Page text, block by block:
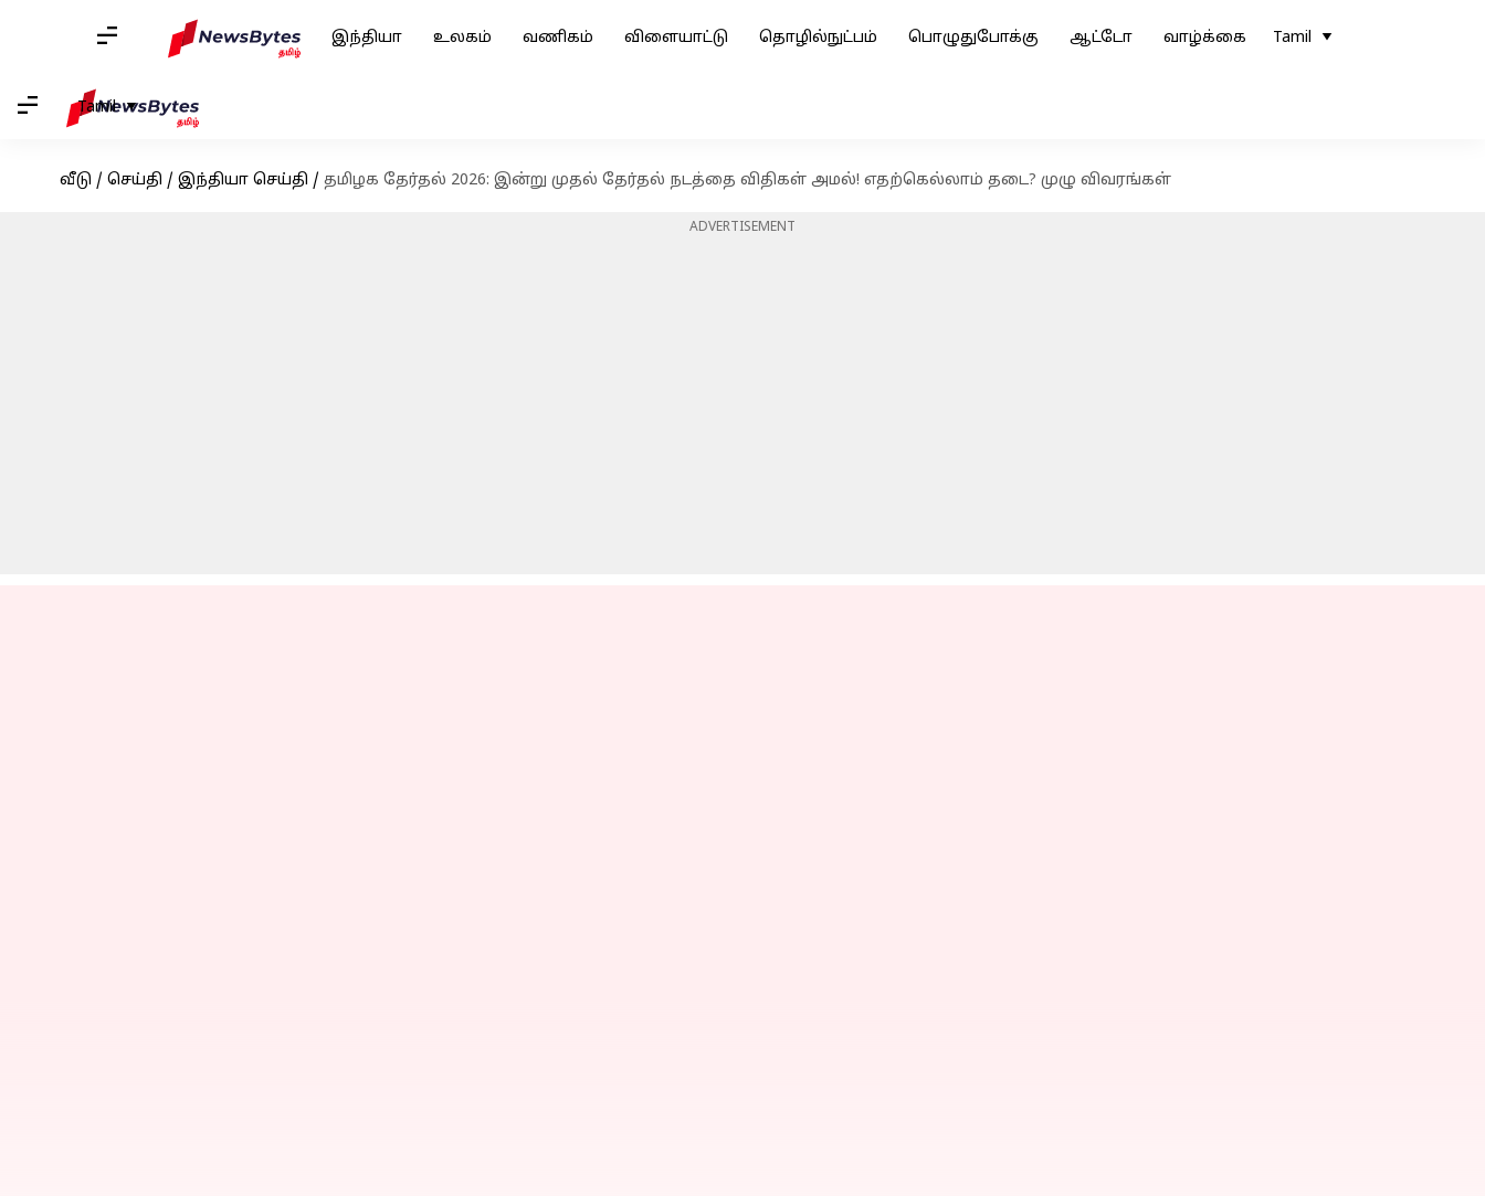
இந்தியா உலகம் வணிகம் விளையாட்டு தொழில்நுட்பம் பொழுதுபோக்கு ஆட்டோ வாழ்க்கை Tamil
Tamil
வீடு / செய்தி / இந்தியா செய்தி / தமிழக தேர்தல் 2026: இன்று முதல் தேர்தல் நடத்தை விதிகள் அமல்! எதற்கெல்லாம் தடை? முழு விவரங்கள்
ADVERTISEMENT